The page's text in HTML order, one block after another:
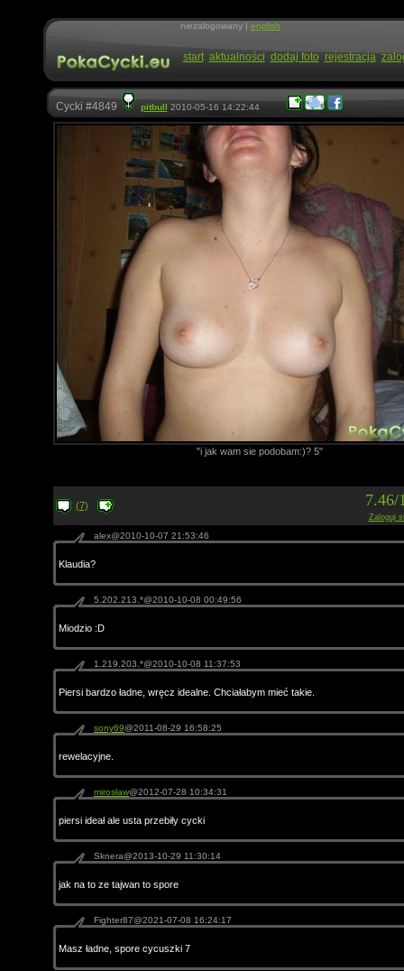
niezalogowany | english
start aktualności dodaj foto rejestracja
Cycki #4849 pitbull 2010-05-16 14:22:44
"i jak wam sie podobam:)? 5"
(7)
Zaloguj
alex@2010-10-07 21:53:46
Klaudia?
5.202.213.*@2010-10-08 00:49:56
Miodzio :D
1.219.203.*@2010-10-08 11:37:53
Piersi bardzo ładne, wręcz idealne. Chciałabym mieć takie.
sony69@2011-08-29 16:58:25
rewelacyjne.
mirosław@2012-07-28 10:34:31
piersi ideał ale usta przebiły cycki
Sknera@2013-10-29 11:30:14
jak na to ze tajwan to spore
Fighter87@2021-07-08 16:24:17
Masz ładne, spore cycuszki 7